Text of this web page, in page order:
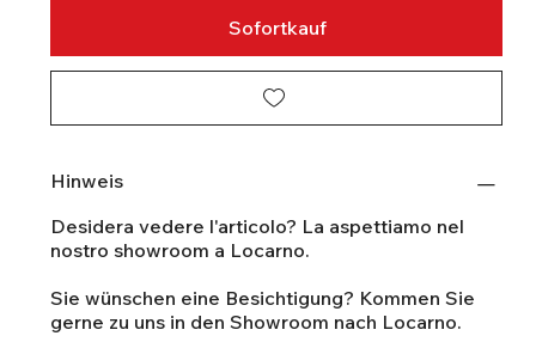
Sofortkauf
Hinweis
Desidera vedere l'articolo? La aspettiamo nel
nostro showroom a Locarno.
Sie wünschen eine Besichtigung? Kommen Sie
gerne zu uns in den Showroom nach Locarno.